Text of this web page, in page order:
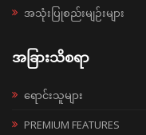
အသုံးပြုစည်းမျဉ်းများ
အခြားသိစရာ
ရောင်းသူများ
PREMIUM FEATURES